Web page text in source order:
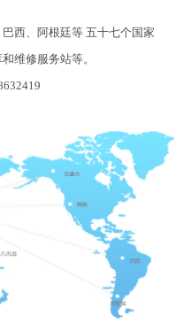
西、阿根廷等 五十七个国家
仓库和维修服务站等。
29-88632419